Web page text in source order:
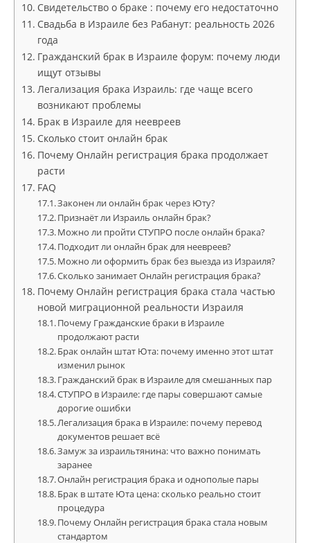
Свидетельство о браке : почему его недостаточно
Свадьба в Израиле без Рабанут: реальность 2026
года
Гражданский брак в Израиле форум: почему люди
ищут отзывы
Легализация брака Израиль: где чаще всего
возникают проблемы
Брак в Израиле для неевреев
Сколько стоит онлайн брак
Почему Онлайн регистрация брака продолжает
расти
FAQ
Законен ли онлайн брак через Юту?
Признаёт ли Израиль онлайн брак?
Можно ли пройти СТУПРО после онлайн брака?
Подходит ли онлайн брак для неевреев?
Можно ли оформить брак без выезда из Израиля?
Сколько занимает Онлайн регистрация брака?
Почему Онлайн регистрация брака стала частью
новой миграционной реальности Израиля
Почему Гражданские браки в Израиле
продолжают расти
Брак онлайн штат Юта: почему именно этот штат
изменил рынок
Гражданский брак в Израиле для смешанных пар
СТУПРО в Израиле: где пары совершают самые
дорогие ошибки
Легализация брака в Израиле: почему перевод
документов решает всё
Замуж за израильтянина: что важно понимать
заранее
Онлайн регистрация брака и однополые пары
Брак в штате Юта цена: сколько реально стоит
процедура
Почему Онлайн регистрация брака стала новым
стандартом